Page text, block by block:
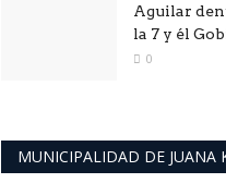
Aguilar
la 7 y él
0
MUNICIPALIDAD DE JUANA